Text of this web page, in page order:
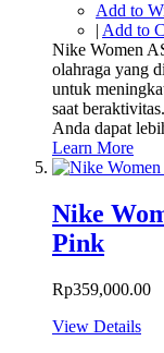
Add to
| Add to
Nike Women
olahraga yang
untuk
saat
Anda dapat
Learn More
Nike
Pink
Rp359,000.00
View Details